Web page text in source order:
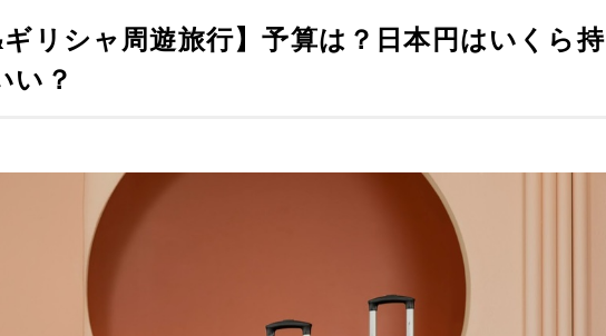
ギリシャ周遊旅行】予算は？日本円はいくら持
い？